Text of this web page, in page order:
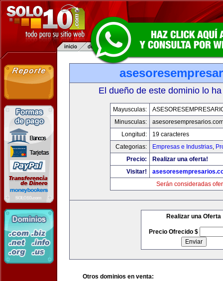
El dueño de este dominio lo
Mayusculas:
Minusculas:
Longitud:
19 caracteres
Categorias:
Empresas e Industrias,
Precio:
Realizar una oferta!
Visitar!
Serán consideradas
Realizar una Oferta
Precio Ofrecido $
Otros dominios en venta: